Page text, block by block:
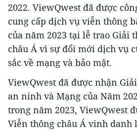
2022. ViewQwest đã được
cung cấp dịch vụ viễn thông
của năm 2023 tại lễ trao Giải
châu Á vì sự đổi mới dịch vụ
sắc về mạng và bảo mật.
ViewQwest đã được nhận
an ninh và Mạng của Năm
trong năm 2023, ViewQwest
Viễn thông châu Á vinh danh